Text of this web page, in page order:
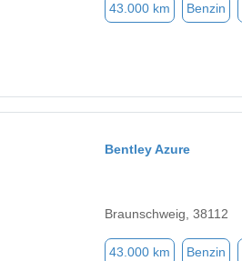
43.000 km Benzin
Bentley Azure
Braunschweig, 38112
43.000 km Benzin